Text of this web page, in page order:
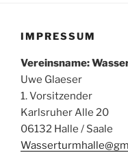
IMPRESSUM
Vereinsname:
Uwe Glaeser
1. Vorsitzender
Karlsruher Alle 20
06132 Halle / Saale